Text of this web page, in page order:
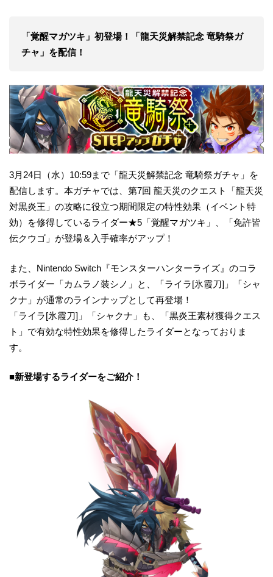
「覚醒マガツキ」 初登場！ 「龍天災解禁記念 竜騎祭ガ
チャ」を配信！
3月24日（水）10:59まで「龍天災解禁記念 竜騎祭ガチャ」を
配信します。本ガチャでは、第7回 龍天災のクエスト「龍天災
対黒炎王」の攻略に役立つ期間限定の特性効果（イベント特
効）を修得しているライダー★5「覚醒マガツキ」、「免許皆
伝クウゴ」が登場＆入手確率がアップ！
また、Nintendo Switch『モンスターハンターライズ』のコラ
ボライダー「カムラノ装シノ」と、「ライラ[氷霞刀]」「シャ
クナ」が通常のラインナップとして再登場！
「ライラ[氷霞刀]」「シャクナ」も、「黒炎王素材獲得クエス
ト」で有効な特性効果を修得したライダーとなっておりま
す。
■新登場するライダーをご紹介！